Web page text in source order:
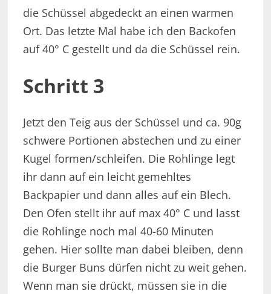
die Schüssel abgedeckt an einen warmen
Ort. Das letzte Mal habe ich den Backofen
auf 40° C gestellt und da die Schüssel rein.
Schritt 3
Jetzt den Teig aus der Schüssel und ca. 90g
schwere Portionen abstechen und zu einer
Kugel formen/schleifen. Die Rohlinge legt
ihr dann auf ein leicht gemehltes
Backpapier und dann alles auf ein Blech.
Den Ofen stellt ihr auf max 40° C und lasst
die Rohlinge noch mal 40-60 Minuten
gehen. Hier sollte man dabei bleiben, denn
die Burger Buns dürfen nicht zu weit gehen.
Wenn man sie drückt, müssen sie in die